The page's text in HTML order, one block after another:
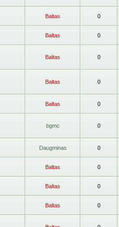
Baltas 0
Baltas 0
Baltas 0
Baltas 0
Baltas 0
bgmc 0
Daugminas 0
Baltas 0
Baltas 0
Baltas 0